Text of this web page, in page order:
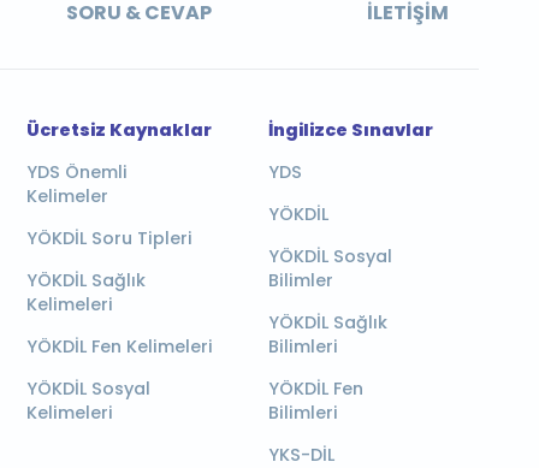
SORU & CEVAP İLETIŞIM
Ücretsiz Kaynaklar
YDS Önemli
Kelimeler
YÖKDİL Soru Tipleri
YÖKDİL Sağlık
Kelimeleri
YÖKDİL Fen Kelimeleri
YÖKDİL Sosyal
Kelimeleri
İngilizce Sınavlar
YDS
YÖKDİL
YÖKDİL Sosyal
Bilimler
YÖKDİL Sağlık
Bilimleri
YÖKDİL Fen
Bilimleri
YKS-DİL